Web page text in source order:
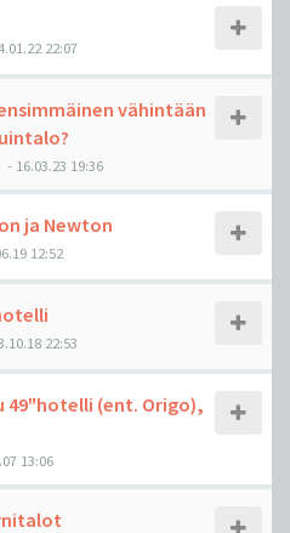
22:07
vähintään
- 16.03.23 19:36
ja Newton
12:52
22:53
49"hotelli (ent. Origo),
13:06